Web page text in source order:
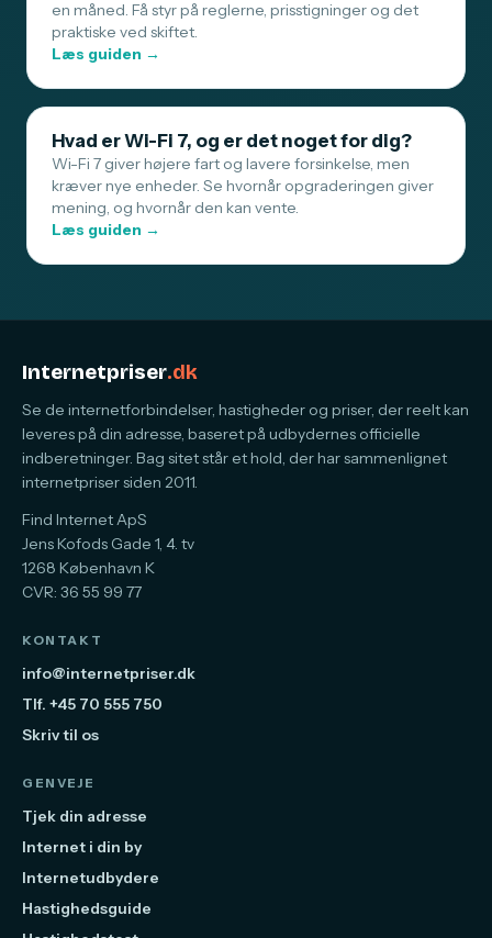
en måned. Få styr på reglerne, prisstigninger og det
praktiske ved skiftet.
Læs guiden →
Hvad er Wi-Fi 7, og er det noget for dig?
Wi-Fi 7 giver højere fart og lavere forsinkelse, men
kræver nye enheder. Se hvornår opgraderingen giver
mening, og hvornår den kan vente.
Læs guiden →
Internetpriser.dk
Se de internetforbindelser, hastigheder og priser, der reelt kan
leveres på din adresse, baseret på udbydernes officielle
indberetninger. Bag sitet står et hold, der har sammenlignet
internetpriser siden 2011.
Find Internet ApS
Jens Kofods Gade 1, 4. tv
1268 København K
CVR: 36 55 99 77
KONTAKT
info@internetpriser.dk
Tlf. +45 70 555 750
Skriv til os
GENVEJE
Tjek din adresse
Internet i din by
Internetudbydere
Hastighedsguide